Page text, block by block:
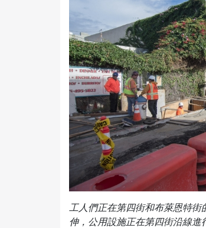
工人們正在第四街和布萊恩特街
伸，公用設施正在第四街沿線進